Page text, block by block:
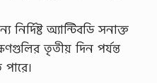
অ্যান্টিবডি সনাক্ত
তৃতীয় দিন পর্যন্ত